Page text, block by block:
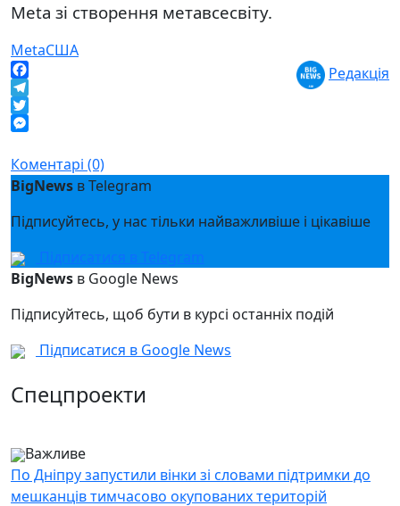
Meta зі створення метавсесвіту.
MetaСША
Facebook
Telegram
Twitter
Редакція
Коментарі (0)
BigNews в Telegram
Підписуйтесь, у нас тільки найважливіше і цікавіше
Підписатися в Telegram
BigNews в Google News
Підписуйтесь, щоб бути в курсі останніх подій
Підписатися в Google News
Спецпроекти
Важливе
По Дніпру запустили вінки зі словами підтримки до
мешканців тимчасово окупованих територій